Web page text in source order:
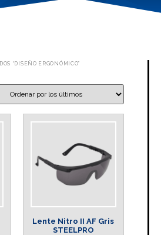
“DISEÑO ERGONÓMICO”
Lente Nitro II AF Gris
STEELPRO